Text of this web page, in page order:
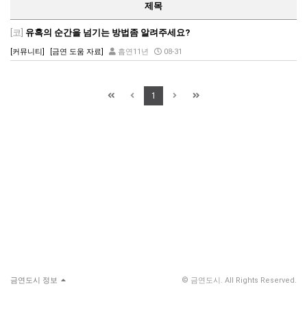
제목
[코] 유혹의 순간을 넘기는 방법좀 알려주세요?
[커뮤니티] [금연 도움 자료] 흡연11년 08-31
1
금연도시 정보 © 금연도시. All Rights Reserved.